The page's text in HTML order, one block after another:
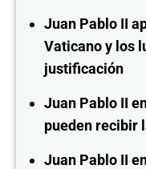
Juan Pablo II
Vaticano y los
justificación
Juan Pablo II
pueden recibir
Juan Pablo II